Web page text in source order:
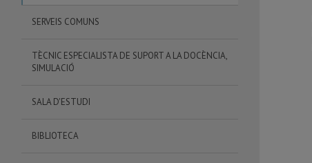
SERVEIS COMUNS
TÈCNIC ESPECIALISTA DE SUPORT A LA DOCÈNCIA,
SIMULACIÓ
SALA D'ESTUDI
BIBLIOTECA